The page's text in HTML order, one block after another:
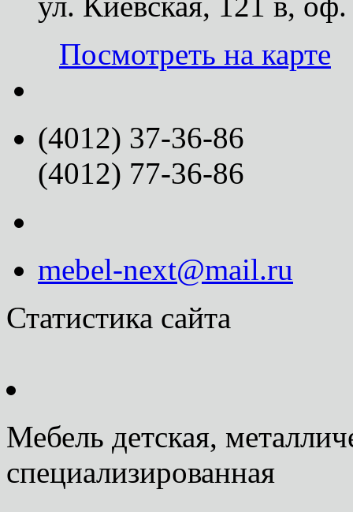
Посмотреть на карте
(4012) 37-36-86
(4012) 77-36-86
mebel-next@mail.ru
Статистика сайта
Мебель детская,
специализированная